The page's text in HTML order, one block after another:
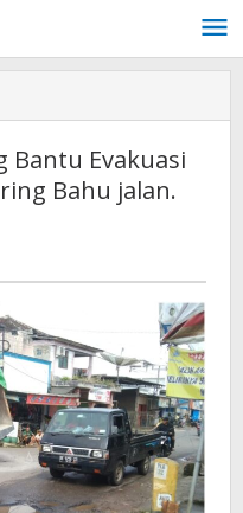
Bantu Evakuasi
Bahu jalan.